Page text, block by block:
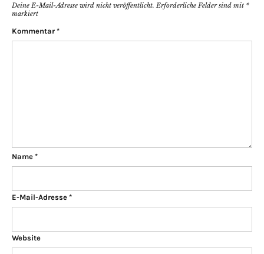
Deine E-Mail-Adresse wird nicht veröffentlicht. Erforderliche Felder sind mit *
markiert
Kommentar *
Name *
E-Mail-Adresse *
Website